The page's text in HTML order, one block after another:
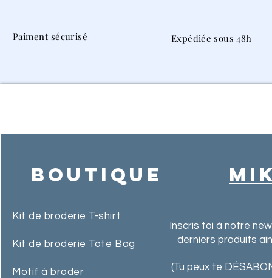
Paiment sécurisé Expédiée sous 48h
Boutique
Kit de broderie T-shirt
Kit de broderie Tote Bag
Motif à broder
Inscris toi à notre
derniers produits
(Tu peux te